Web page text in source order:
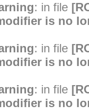
: in file
is no
: in file
is no
: in file
is no